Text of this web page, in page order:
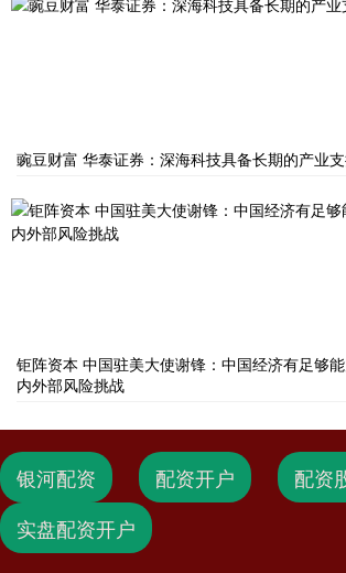
豌豆财富 华泰证券：深海科技具备长期的产业
钜阵资本 中国驻美大使谢锋：中国经济有足够
内外部风险挑战
银河配资 配资开户
配资
实盘配资开户